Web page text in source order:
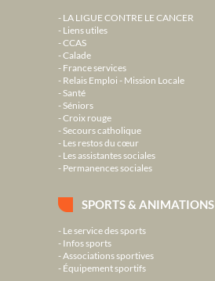
LA LIGUE CONTRE LE CANCER
Liens utiles
CCAS
Calade
France services
Relais Emploi - Mission Locale
Santé
Séniors
Croix rouge
Secours catholique
Les restos du cœur
Les assistantes sociales
Permanences sociales
SPORTS & ANIMATIONS
Le service des sports
Infos sports
Associations sportives
Équipement sportifs